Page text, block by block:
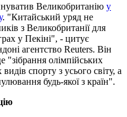
Великобританію у
. "Китайський уряд не
з Великобританії для
у Пекіні", - цитує
агентство Reuters. Він
"зібрання олімпійських
спорту з усього світу, а
будь-якої з країн".